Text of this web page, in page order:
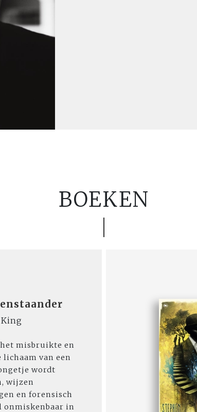
BOEKEN
misbruikte en
lichaam van een
wordt
wijzen
en forensisch
onmiskenbaar in